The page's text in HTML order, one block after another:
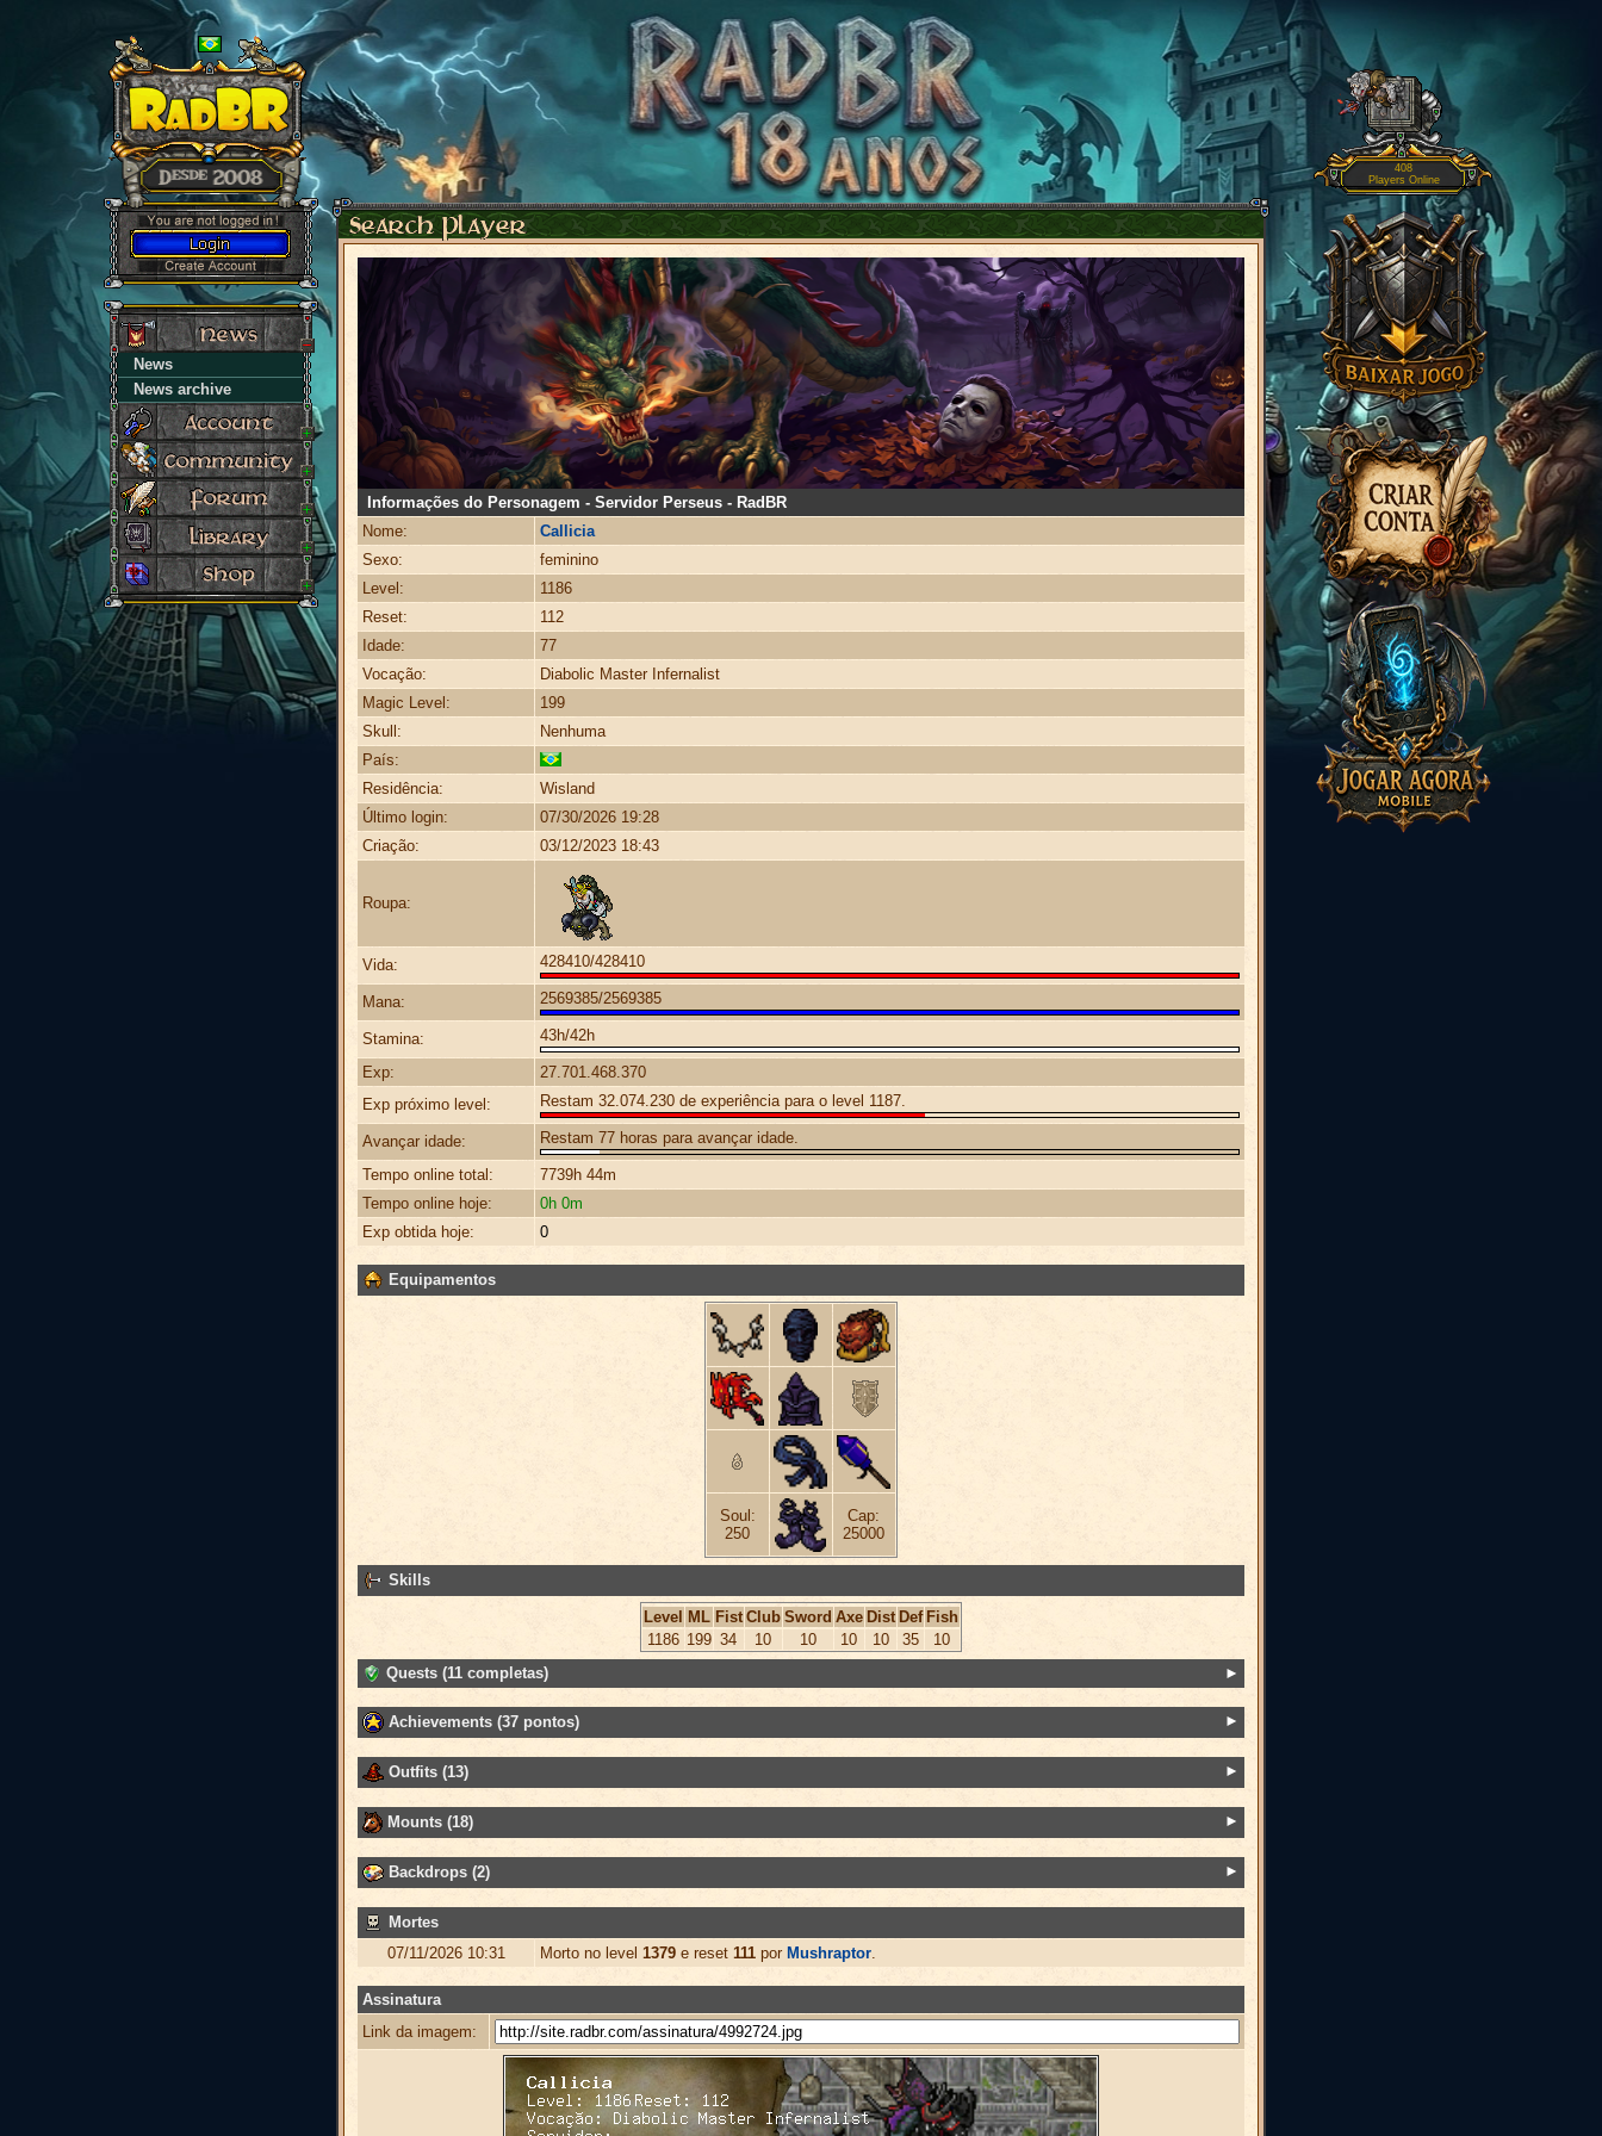
News
News archive
Informações do Personagem - Servidor Perseus - RadBR
Nome:
Callicia
Sexo:
feminino
Level:
1186
Reset:
112
Idade:
77
Vocação:
Diabolic Master Infernalist
Magic Level:
199
Skull:
Nenhuma
País:
Residência:
Wisland
Último login:
07/30/2026 19:28
Criação:
03/12/2023 18:43
Roupa:
Vida: 428410/428410
Mana: 2569385/2569385
Stamina: 43h/42h
Exp:
27.701.468.370
Exp próximo level:
Restam 32.074.230 de experiência para o level 1187.
Avançar idade: Restam 77 horas para avançar idade.
Tempo online total:
7739h 44m
Tempo online hoje:
0h 0m
Exp obtida hoje:
0
Equipamentos
Soul:
250
Cap:
25000
Skills
Level ML Fist Club Sword Axe Dist Def Fish
1186 199 34 10 10 10 10 35
10
►
Quests (11 completas)
►
Achievements (37 pontos)
►
Outfits (13)
►
Mounts (18)
►
Backdrops (2)
Mortes
07/11/2026 10:31
Morto no level 1379 e reset 111 por Mushraptor.
Assinatura
Link da imagem:
408
Players Online